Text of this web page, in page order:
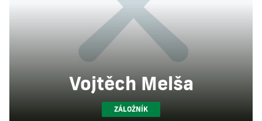
Vojtěch Melša
ZÁLOŽNÍK